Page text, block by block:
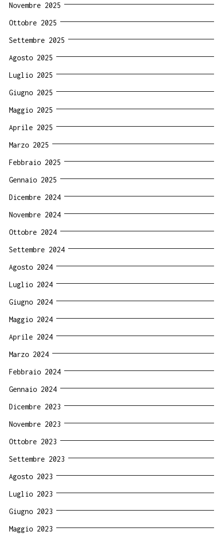
Novembre 2025
Ottobre 2025
Settembre 2025
Agosto 2025
Luglio 2025
Giugno 2025
Maggio 2025
Aprile 2025
Marzo 2025
Febbraio 2025
Gennaio 2025
Dicembre 2024
Novembre 2024
Ottobre 2024
Settembre 2024
Agosto 2024
Luglio 2024
Giugno 2024
Maggio 2024
Aprile 2024
Marzo 2024
Febbraio 2024
Gennaio 2024
Dicembre 2023
Novembre 2023
Ottobre 2023
Settembre 2023
Agosto 2023
Luglio 2023
Giugno 2023
Maggio 2023